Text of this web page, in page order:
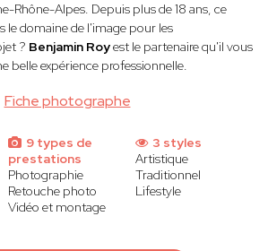
Fiche photographe
Rhône-Alpes. Depuis plus de 18 ans, ce
le domaine de l'image pour les
? Benjamin Royest le partenaire qu'il vous
belle expérience professionnelle.
9 types de
prestations
Photographie
Retouche photo
Vidéo et montage
3 styles
Artistique
Traditionnel
Lifestyle